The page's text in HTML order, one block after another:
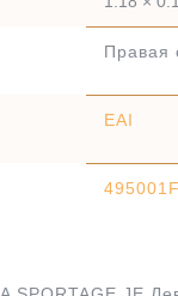
Правая
EAI